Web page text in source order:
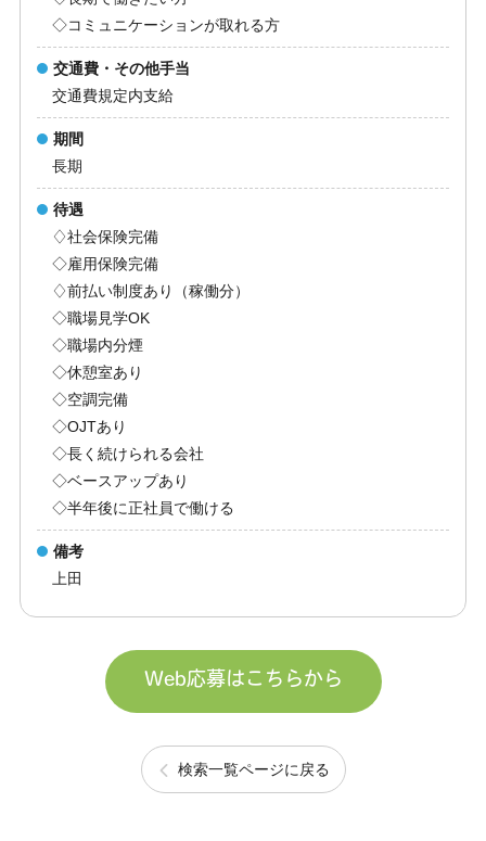
◇コミュニケーションが取れる方
交通費・その他手当
交通費規定内支給
期間
長期
待遇
♢社会保険完備
◇雇用保険完備
♢前払い制度あり（稼働分）
◇職場見学OK
◇職場内分煙
◇休憩室あり
◇空調完備
◇OJTあり
◇長く続けられる会社
◇ベースアップあり
◇半年後に正社員で働ける
備考
上田
Web応募はこちらから
検索一覧ページに戻る